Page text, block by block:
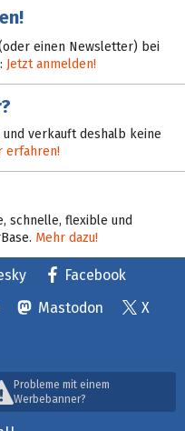
einen Newsletter) bei
Jetzt anmelden!
verkauft deshalb keine
erfahren!
schnelle, flexible und
Mehr dazu!
Facebook
Mastodon
X
Probleme mit einem
Werbebanner?